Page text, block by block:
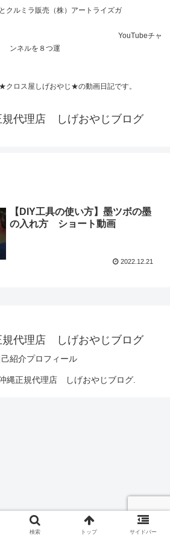
クルミラ販売（株）アートライズガ
チャ
ンネルを８つ運
おやじ★の動画日記です。
規代理店 しげおやじブログ
【DIY工具の使い方】墨ツボの墨
の入れ方 ショート動画
2022.12.21
規代理店 しげおやじブログ
己紹介プロフィール
縄正規代理店 しげおやじブログ.
検索 トップ サイドバー